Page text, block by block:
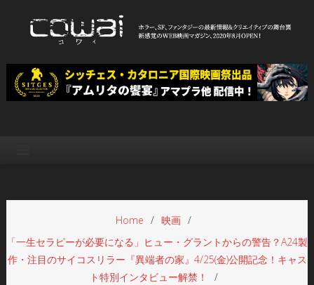
WEB映画マガジン「cowai コ
ワイ」
Home
映画
「⼀⽣セラピーが必要になる」ヒュー・グラントからの警告？A24製
作・注目のサイコスリラー『異端者の家』4/25(金)公開記念！キャス
ト特別インタビュー解禁！